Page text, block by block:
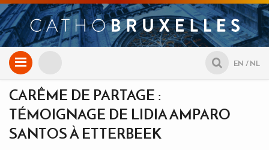
Aller
au
NL
EN
CARÊME DE PARTAGE :
TÉMOIGNAGE DE LIDIA AMPARO
SANTOS À ETTERBEEK